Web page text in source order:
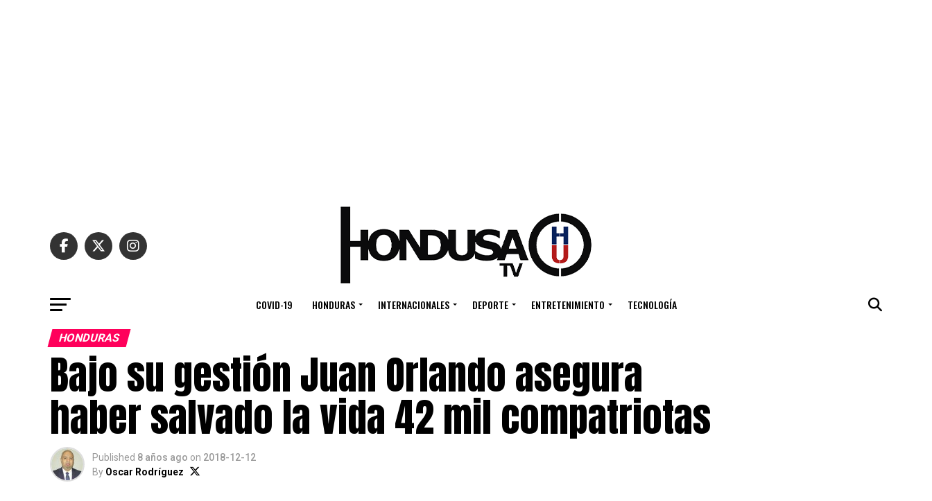
COVID-19 HONDURAS INTERNACIONALES DEPORTE ENTRETENIMIENTO TECNOLOGÍA
HONDURAS
Bajo su gestión Juan Orlando asegura
haber salvado la vida 42 mil compatriotas
Published 8 años ago on 2018-12-12
By Oscar Rodríguez